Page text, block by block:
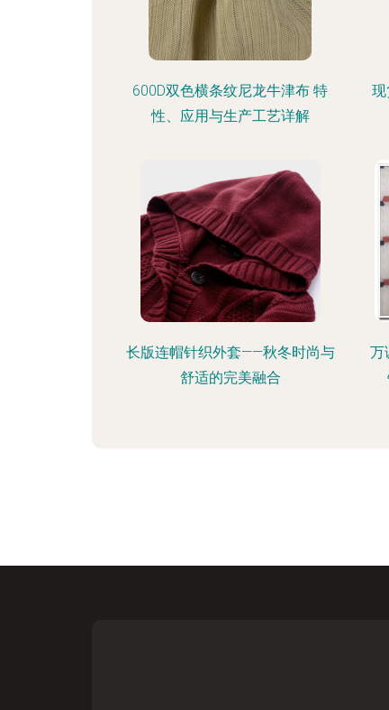
600D双色横条纹尼龙牛津布 特
性、应用与生产工艺详解
现
长版连帽针织外套——秋冬时尚与
舒适的完美融合
万